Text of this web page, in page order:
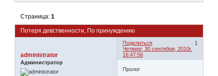
Потеря девственности, По принуждению
Страница:1
Поделиться
1
Четверг, 30 сентября, 2010г.
16:47:56
administrator
Администратор
Пролог